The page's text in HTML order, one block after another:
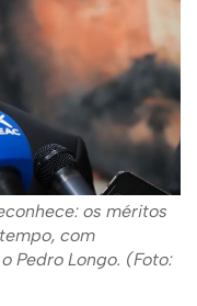
os méritos
com
Pedro Longo. (Foto: